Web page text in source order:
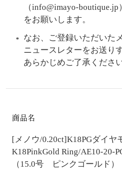
（info@imayo-
をお願いします。
なお、ご登録いただいた
ニュースレターをお送り
あらかじめご了承ください
商品名
[メノウ/0.20ct]K18PGダイヤ
K18PinkGold Ring/AE10-20-
（15.0号 ピンクゴールド）